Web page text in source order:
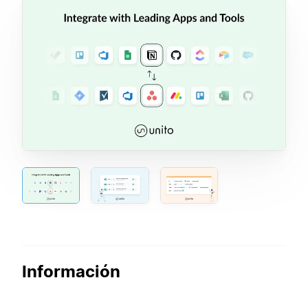
Información